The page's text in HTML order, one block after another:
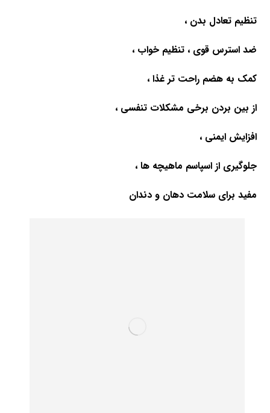
تنظیم تعادل بدن ،
ضد استرس قوی ، تنظیم خواب ،
کمک به هضم راحت تر غذا ،
از بین بردن برخی مشکلات تنفسی ،
افزایش ایمنی ،
جلوگیری از اسپاسم ماهیچه ها ،
مفید برای سلامت دهان و دندان